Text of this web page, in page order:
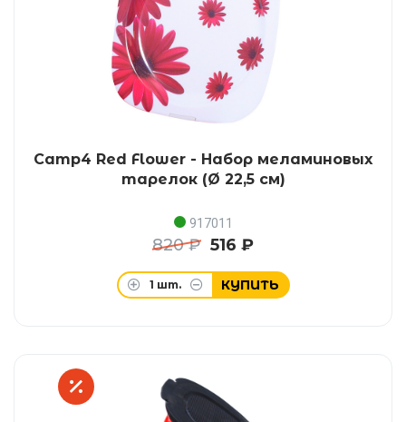
Camp4 Red Flower - Набор меламиновых
тарелок (Ø 22,5 см)
917011
820 ₽ 516 ₽
1 шт. КУПИТЬ